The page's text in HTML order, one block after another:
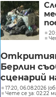
Берлин
сценарий
17:20, 06.08.2026
Чете се за: 02:22